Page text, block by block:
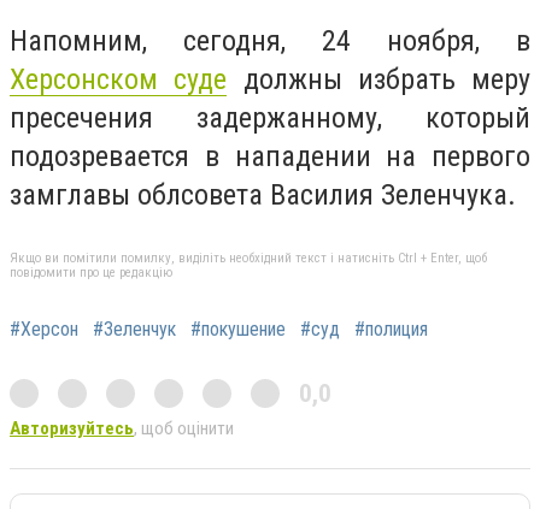
Напомним, сегодня, 24 ноября, в
Херсонском суде должны избрать меру
пресечения задержанному, который
подозревается в нападении на первого
замглавы облсовета Василия Зеленчука.
Якщо ви помітили помилку, виділіть необхідний текст і натисніть Ctrl + Enter, щоб
повідомити про це редакцію
#Херсон #Зеленчук #покушение #суд #полиция
0,0
Авторизуйтесь, щоб оцінити